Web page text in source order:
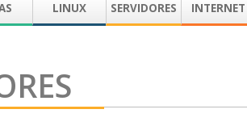
LINUX SERVIDORES INTERNET